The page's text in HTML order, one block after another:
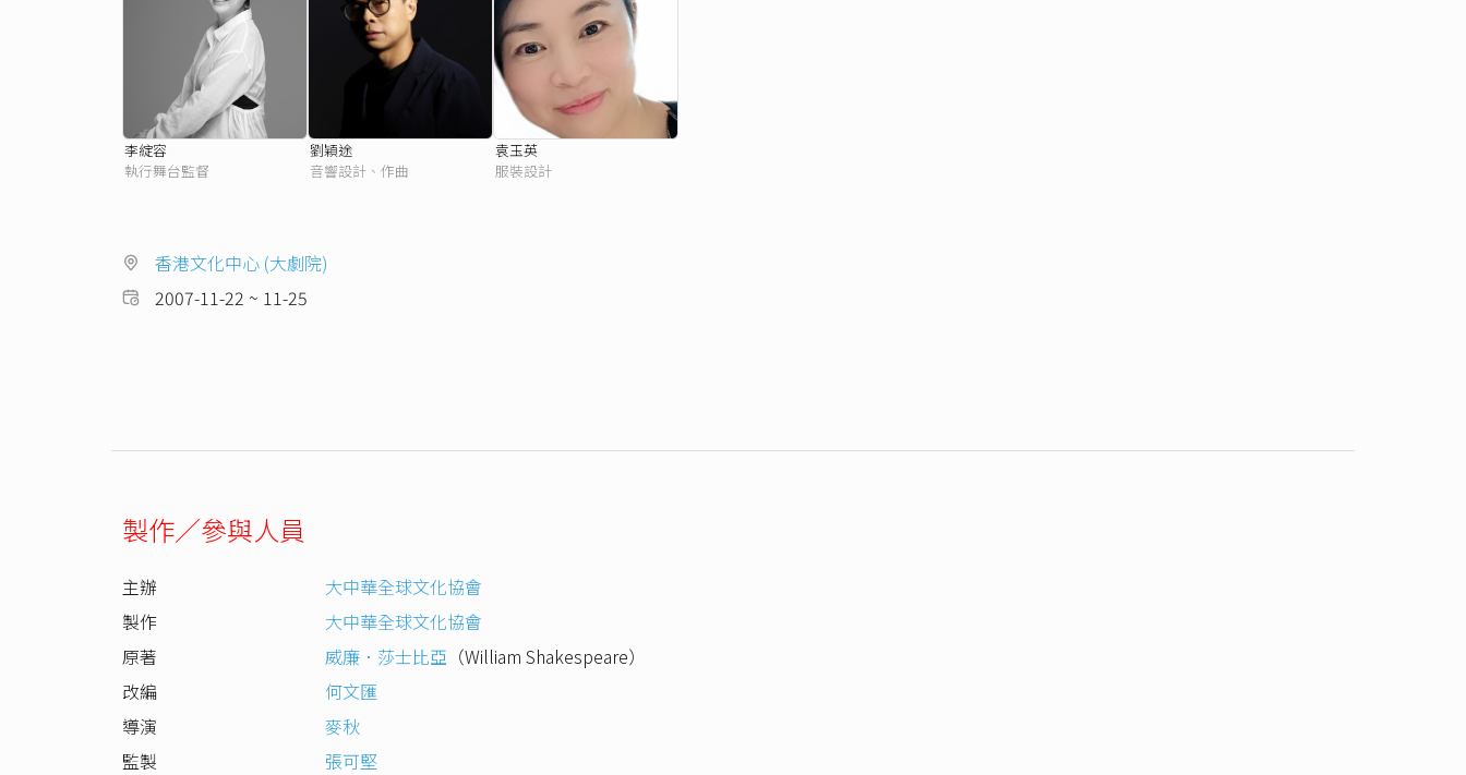
李綻容
執行舞台監督
劉穎途
音響設計、作曲
袁玉英
服裝設計
香港文化中心 (大劇院)
2007-11-22 ~ 11-25
製作／參與人員
主辦
大中華全球文化協會
製作
大中華全球文化協會
原著
威廉．莎士比亞 （William Shakespeare）
改編
何文匯
導演
麥秋
監製
張可堅